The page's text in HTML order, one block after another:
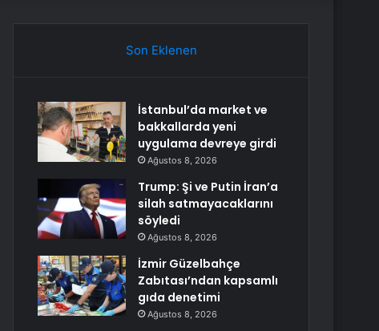
Son Eklenen
İstanbul’da market ve
bakkallarda yeni
uygulama devreye girdi
Ağustos 8, 2026
Trump: Şi ve Putin İran’a
silah satmayacaklarını
söyledi
Ağustos 8, 2026
İzmir Güzelbahçe
Zabıtası’ndan kapsamlı
gıda denetimi
Ağustos 8, 2026